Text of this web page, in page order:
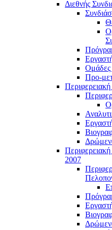
Διεθνής
Ομάδες
Προ-
2007